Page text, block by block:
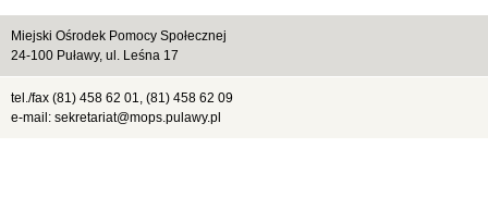
Miejski Ośrodek Pomocy Społecznej
24-100 Puławy, ul. Leśna 17
tel./fax (81) 458 62 01, (81) 458 62 09
e-mail: sekretariat@mops.pulawy.pl